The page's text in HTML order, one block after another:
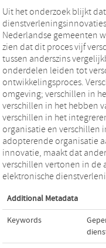
Uit het onderzoek blijkt
Nederlandse gemeenten
zien dat dit proces vijf
tussen anderszins
onderdelen leiden tot
ontwikkelingsproces.
omgeving; verschillen in
verschillen in het hebben
verschillen in het
organisatie en verschillen
adopterende organisatie
innovatie, maakt dat
verschillen vertonen in de
elektronische
Additional Metadata
Keywords